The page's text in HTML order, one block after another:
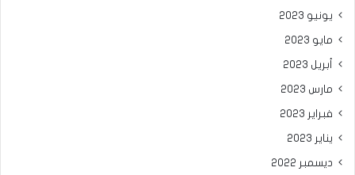
يونيو 2023
مايو 2023
أبريل 2023
مارس 2023
فبراير 2023
يناير 2023
ديسمبر 2022